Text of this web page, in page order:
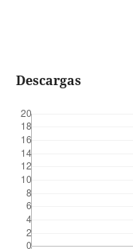
Descargas